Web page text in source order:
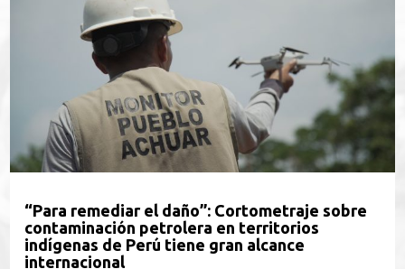
“Para remediar el daño”: Cortometraje sobre
contaminación petrolera en territorios
indígenas de Perú tiene gran alcance
internacional